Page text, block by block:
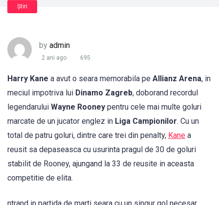
Știri
by admin
2 ani ago 695
Harry Kane a avut o seara memorabila pe Allianz Arena, in
meciul impotriva lui Dinamo Zagreb, doborand recordul
legendarului Wayne Rooney pentru cele mai multe goluri
marcate de un jucator englez in Liga Campionilor. Cu un
total de patru goluri, dintre care trei din penalty, Kane a
reusit sa depaseasca cu usurinta pragul de 30 de goluri
stabilit de Rooney, ajungand la 33 de reusite in aceasta
competitie de elita.